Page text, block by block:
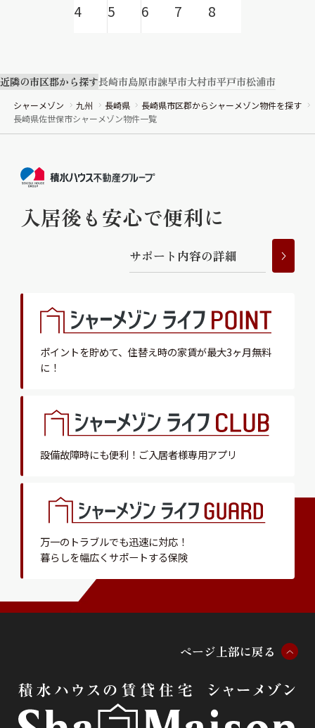
4 5 6 7 8
近隣の市区郡から探す長崎市島原市諫早市大村市平戸市松浦市
シャーメゾン 九州 長崎県
長崎県市区郡からシャーメゾン物件を探す
長崎県佐世保市シャーメゾン物件一覧
入居後も安心で便利に
サポー ト 内容の詳細
ポイントを貯めて、 住替え時の家賃が最大3ヶ月無料
に！
設備故障時にも便利！ ご入居者様専用アプリ
万一のトラブルでも迅速に対応！
暮らしを幅広くサポートする保険
ページ 上部に戻る